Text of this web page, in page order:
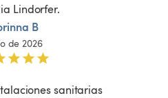
Lindorfer.
B
de 2026
sanitarias